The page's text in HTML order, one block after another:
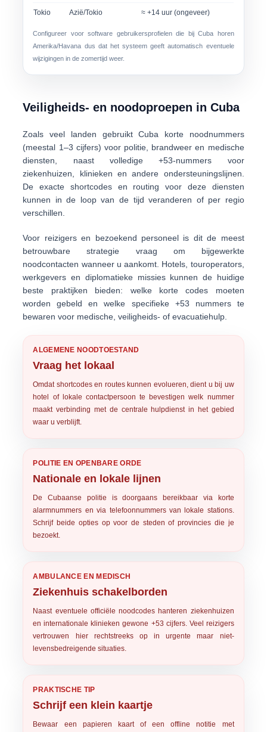
Tokio Azië/Tokio ≈ +14 uur (ongeveer)
Configureer voor software gebruikersprofielen die bij Cuba horen
Amerika/Havana dus dat het systeem geeft automatisch eventuele
wijzigingen in de zomertijd weer.
Veiligheids- en noodoproepen in Cuba
Zoals veel landen gebruikt Cuba korte noodnummers
(meestal 1–3 cijfers) voor politie, brandweer en medische
diensten, naast volledige +53-nummers voor
ziekenhuizen, klinieken en andere ondersteuningslijnen.
De exacte shortcodes en routing voor deze diensten
kunnen in de loop van de tijd veranderen of per regio
verschillen.
Voor reizigers en bezoekend personeel is dit de meest
betrouwbare strategie vraag om bijgewerkte
noodcontacten wanneer u aankomt . Hotels, touroperators,
werkgevers en diplomatieke missies kunnen de huidige
beste praktijken bieden: welke korte codes moeten
worden gebeld en welke specifieke +53 nummerste
bewaren voor medische, veiligheids- of evacuatiehulp.
ALGEMENE NOODTOESTAND
Vraag het lokaal
Omdat shortcodes en routes kunnen evolueren, dient u bij uw
hotel of lokale contactpersoon te bevestigen welk nummer
maakt verbinding met de centrale hulpdienst in het gebied
waar u verblijft.
POLITIE EN OPENBARE ORDE
Nationale en lokale lijnen
De Cubaanse politie is doorgaans bereikbaar via korte
alarmnummers en via telefoonnummers van lokale stations.
Schrijf beide opties op voor de steden of provincies die je
bezoekt.
AMBULANCE EN MEDISCH
Ziekenhuis schakelborden
Naast eventuele officiële noodcodes hanteren ziekenhuizen
en internationale klinieken gewone +53 cijfers. Veel reizigers
vertrouwen hier rechtstreeks op in urgente maar niet-
levensbedreigende situaties.
PRAKTISCHE TIP
Schrijf een klein kaartje
Bewaar een papieren kaart of een offline notitie met